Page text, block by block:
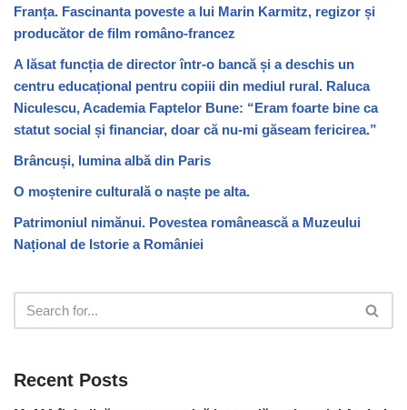
Franța. Fascinanta poveste a lui Marin Karmitz, regizor și
producător de film româno-francez
A lăsat funcția de director într-o bancă și a deschis un
centru educațional pentru copiii din mediul rural. Raluca
Niculescu, Academia Faptelor Bune: “Eram foarte bine ca
statut social și financiar, doar că nu-mi găseam fericirea.”
Brâncuși, lumina albă din Paris
O moștenire culturală o naște pe alta.
Patrimoniul nimănui. Povestea românească a Muzeului
Național de Istorie a României
Recent Posts